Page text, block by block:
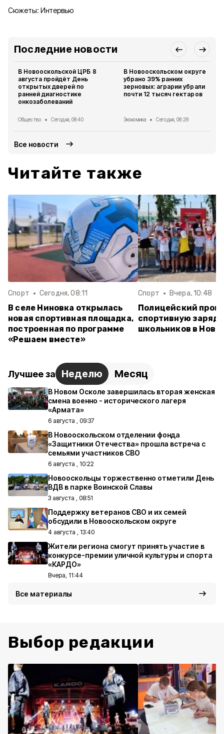
Сюжеты: Интервью
Последние новости
В Новооскольской ЦРБ 8
августа пройдёт День
открытых дверей по
ранней диагностике
онкозаболеваний
Общество Сегодня, 08:40
В Новооскольском округе
убрано 39% ранних
зерновых: аграрии убрали
почти 12 тысяч гектаров
Экономика Сегодня, 08:28
Все новости
Читайте также
Спорт Сегодня, 08:11
В селе Ниновка открылась
новая спортивная площадка,
построенная по программе
«Решаем вместе»
Спорт Вчера, 10:48
Полицейский
спортивную
школьников в
Лучшее за Неделю Месяц
В Новом Осколе завершилась вторая женская
смена военно - исторического лагеря
«Армата»
6 августа , 09:37
В Новооскольском отделении фонда
«Защитники Отечества» прошла встреча с
семьями участников СВО
6 августа , 10:22
Новооскольцы торжественно отметили День
ВДВ в парке Воинской Славы
3 августа , 08:51
Поддержку ветеранов СВО и их семей
обсудили в Новооскольском округе
4 августа , 13:40
Жители региона смогут принять участие в
конкурсе-премии уличной культуры и спорта
«КАРДО»
Вчера, 11:44
Все материалы
Выбор редакции